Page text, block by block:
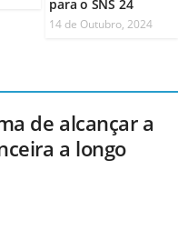
para o SNS 24
14 de Outubro, 2024
de alcançar a
a longo